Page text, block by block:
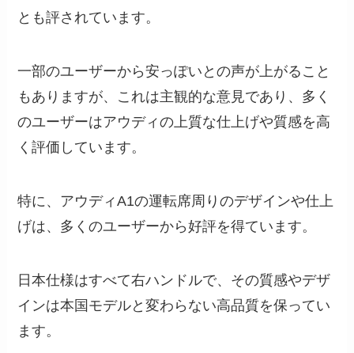
とも評されています。
一部のユーザーから安っぽいとの声が上がること
もありますが、これは主観的な意見であり、多く
のユーザーはアウディの上質な仕上げや質感を高
く評価しています。
特に、アウディA1の運転席周りのデザインや仕上
げは、多くのユーザーから好評を得ています。
日本仕様はすべて右ハンドルで、その質感やデザ
インは本国モデルと変わらない高品質を保ってい
ます。